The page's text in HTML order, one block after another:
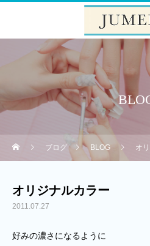
ブログ BLOG オ
オリジナルカラー
2011.07.27
好みの濃さになるように